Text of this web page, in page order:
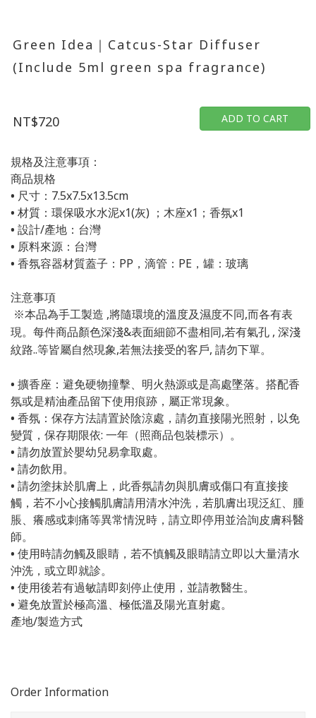
Green Idea｜Catcus-Star Diffuser
(Include 5ml green spa fragrance)
NT$720 ADD TO CART
規格及注意事項：
商品規格
• 尺寸： 7.5x7.5x13.5cm
• 材質：環保吸水水泥x1(灰) ；木座x1 ；香氛x1
• 設計/產地：台灣
• 原料來源：台灣
• 香氛容器材質蓋子： PP ，滴管： PE ，罐：玻璃
注意事項
※本品為手工製造 ,將隨環境的溫度及濕度不同 ,而各有表
現。每件商品顏色深淺&表面細節不盡相同 ,若有氣孔 , 深淺
紋路..等皆屬自然現象,若無法接受的客戶, 請勿下單。
• 擴香座：避免硬物撞擊、明火熱源或是高處墜落。搭配香
氛或是精油產品留下使用痕跡，屬正常現象。
• 香氛：保存方法請置於陰涼處，請勿直接陽光照射，以免
變質，保存期限依: 一年（照商品包裝標示）。
• 請勿放置於嬰幼兒易拿取處。
• 請勿飲用。
• 請勿塗抹於肌膚上，此香氛請勿與肌膚或傷口有直接接
觸，若不小心接觸肌膚請用清水沖洗，若肌膚出現泛紅、腫
脹、癢感或刺痛等異常情況時，請立即停用並洽詢皮膚科醫
師。
• 使用時請勿觸及眼睛，若不慎觸及眼睛請立即以大量清水
沖洗，或立即就診。
• 使用後若有過敏請即刻停止使用，並請教醫生。
• 避免放置於極高溫、極低溫及陽光直射處。
產地/製造方式
Order Information